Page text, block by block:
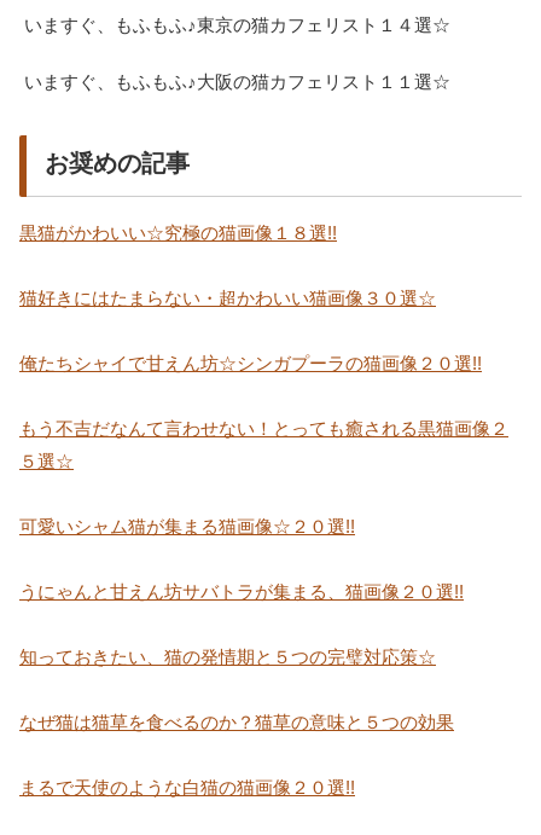
いますぐ、もふもふ♪東京の猫カフェリスト１４選☆
いますぐ、もふもふ♪大阪の猫カフェリスト１１選☆
お奨めの記事
黒猫がかわいい☆究極の猫画像１８選!!
猫好きにはたまらない・超かわいい猫画像３０選☆
俺たちシャイで甘えん坊☆シンガプーラの猫画像２０選!!
もう不吉だなんて言わせない！とっても癒される黒猫画像２
５選☆
可愛いシャム猫が集まる猫画像☆２０選!!
うにゃんと甘えん坊サバトラが集まる、猫画像２０選!!
知っておきたい、猫の発情期と５つの完璧対応策☆
なぜ猫は猫草を食べるのか？猫草の意味と５つの効果
まるで天使のような白猫の猫画像２０選!!